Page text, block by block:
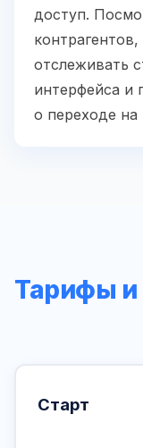
доступ.
отслеживать
интерфейса и
о переходе
Тарифы и
Старт